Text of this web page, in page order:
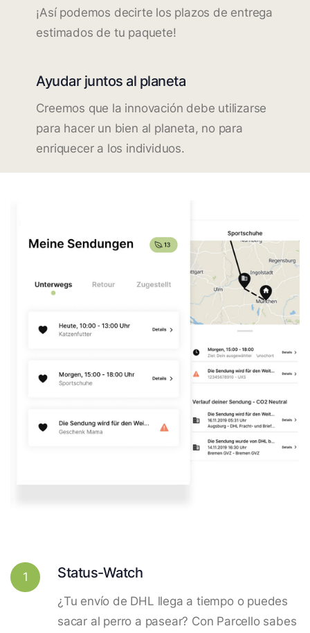
¡Así podemos decirte los plazos de entrega
estimados de tu paquete!
Ayudar juntos al planeta
Creemos que la innovación debe utilizarse
para hacer un bien al planeta, no para
enriquecer a los individuos.
1 Status-Watch
¿Tu envío de DHL llega a tiempo o puedes
sacar al perro a pasear? Con Parcello sabes